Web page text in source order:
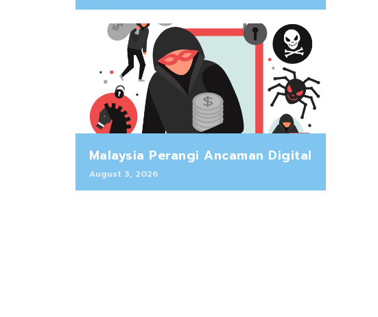
Malaysia Perangi Ancaman Digital
August 3, 2026